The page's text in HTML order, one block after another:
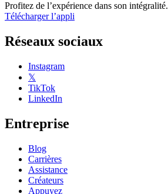
Profitez de l’expérience dans son intégralité.
Télécharger l’appli
Réseaux sociaux
Instagram
𝕏
TikTok
LinkedIn
Entreprise
Blog
Carrières
Assistance
Créateurs
Appuyez